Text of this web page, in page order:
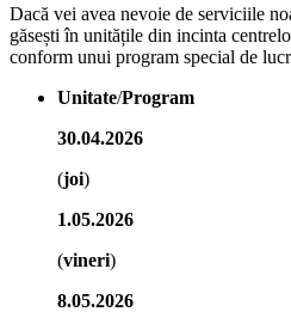
Dacă vei avea nevoie de serviciile
găsești în unitățile din incinta
conform unui program special de
Unitate/Program
30.04.2026
(joi)
1.05.2026
(vineri)
8.05.2026